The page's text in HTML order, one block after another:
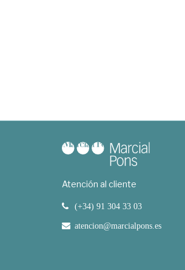
Atención al cliente
(+34) 91 304 33 03
atencion@marcialpons.es